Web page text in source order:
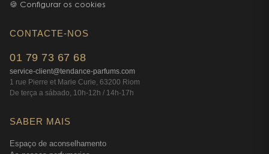
elas encontramosBoss Bottled Bold Citrus
Bottled Parfum , cuja profundidade sombria e
Uma assinatura olfativa reconhecível
instantaneamente
preserva o caráter original da linha: essa mistura
gerações de homens. A sua modernidade
🍪 Configurar os cookies
CONTACTE-NOS
01 79 73 67 68
service-client@tendance-parfums.com
1 rue Pierre et Marie Curie, 63200 Riom
De terça a sábado, 10h-12h / 14h-17h
SABER MAIS
Espaço de aconselhamento